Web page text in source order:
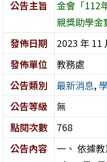
公告主旨
金會「112
親獎助學金
發佈日期
2023 年 11
發佈單位
教務處
公告類別
最新消息,
公告等級
無
點閱次數
768
公告內容
一、 依據